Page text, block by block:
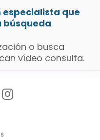
especialista que
búsqueda
o busca
vídeo consulta.